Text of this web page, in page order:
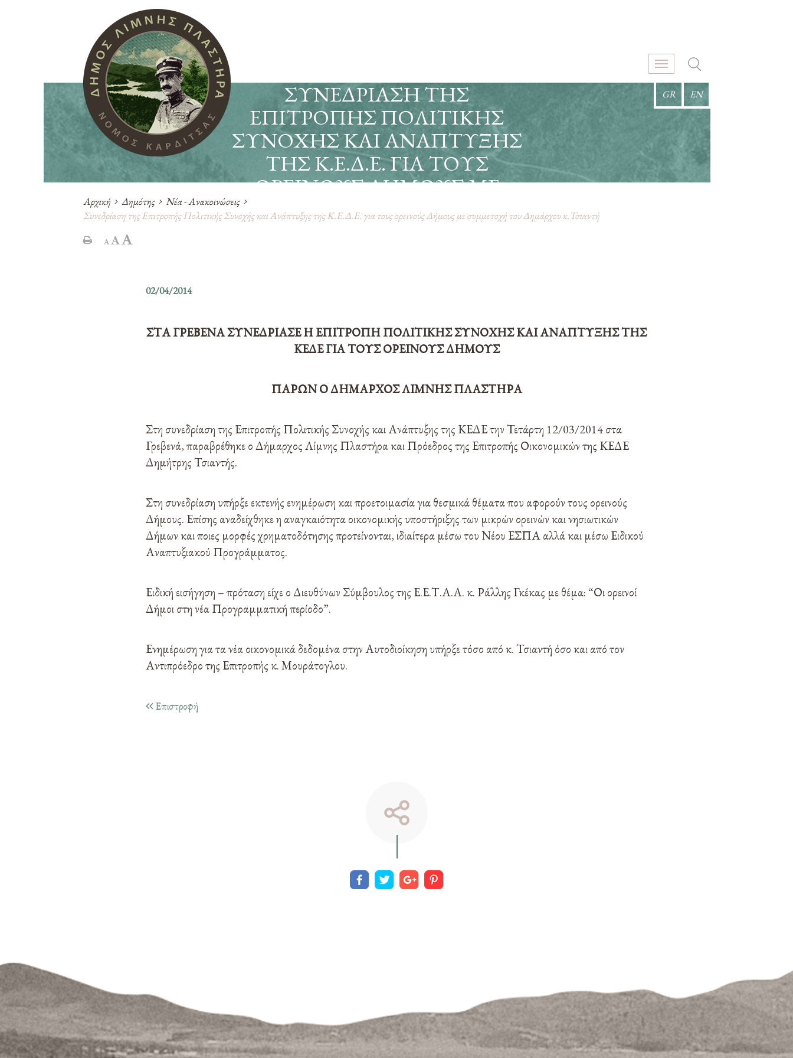
GR EN
ΣΥΝΕΔΡΊΑΣΗ ΤΗΣ
ΕΠΙΤΡΟΠΉΣ ΠΟΛΙΤΙΚΉΣ
ΣΥΝΟΧΉΣ ΚΑΙ ΑΝΆΠΤΥΞΗΣ
ΤΗΣ Κ.Ε.Δ.Ε. ΓΙΑ ΤΟΥΣ
ΟΡΕΙΝΟΎΣ ΔΉΜΟΥΣ ΜΕ
ΣΥΜΜΕΤΟΧΉ ΤΟΥ
Αρχική Δημότης
Νέα - Ανακοινώσεις
Συνεδρίαση της Επιτροπής Πολιτικής Συνοχής και Ανάπτυξης της Κ.Ε.Δ.Ε. για τους ορεινούς Δήμους με συμμετοχή του Δημάρχου κ.Τσιαντή
02/04/2014
ΣΤΑ ΓΡΕΒΕΝΑ ΣΥΝΕΔΡΙΑΣΕ Η ΕΠΙΤΡΟΠΗ ΠΟΛΙΤΙΚΗΣ ΣΥΝΟΧΗΣ ΚΑΙ ΑΝΑΠΤΥΞΗΣ ΤΗΣ
ΚΕΔΕ ΓΙΑ ΤΟΥΣ ΟΡΕΙΝΟΥΣ ΔΗΜΟΥΣ
ΠΑΡΩΝ Ο ΔΗΜΑΡΧΟΣ ΛΙΜΝΗΣ ΠΛΑΣΤΗΡΑ
Στη συνεδρίαση της Επιτροπής Πολιτικής Συνοχής και Ανάπτυξης της ΚΕΔΕ την Τετάρτη 12/03/2014 στα
Γρεβενά, παραβρέθηκε ο Δήμαρχος Λίμνης Πλαστήρα και Πρόεδρος της Επιτροπής Οικονομικών της ΚΕΔΕ
Δημήτρης Τσιαντής.
Στη συνεδρίαση υπήρξε εκτενής ενημέρωση και προετοιμασία για θεσμικά θέματα που αφορούν τους ορεινούς
Δήμους. Επίσης αναδείχθηκε η αναγκαιότητα οικονομικής υποστήριξης των μικρών ορεινών και νησιωτικών
Δήμων και ποιες μορφές χρηματοδότησης προτείνονται, ιδιαίτερα μέσω του Νέου ΕΣΠΑ αλλά και μέσω Ειδικού
Αναπτυξιακού Προγράμματος.
Ειδική εισήγηση – πρόταση είχε ο Διευθύνων Σύμβουλος της Ε.Ε.Τ.Α.Α. κ. Ράλλης Γκέκας με θέμα: “Οι ορεινοί
Δήμοι στη νέα Προγραμματική περίοδο”.
Ενημέρωση για τα νέα οικονομικά δεδομένα στην Αυτοδιοίκηση υπήρξε τόσο από κ. Τσιαντή όσο και από τον
Αντιπρόεδρο της Επιτροπής κ. Μουράτογλου.
Επιστροφή